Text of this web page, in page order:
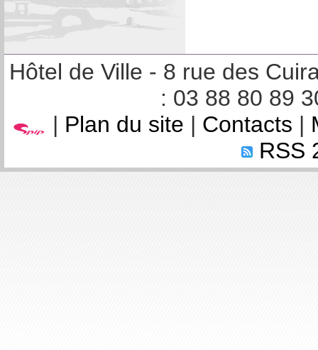
Hôtel de Ville - 8 rue des
: 03 88 80 89
| Plan du site | Contacts |
RSS